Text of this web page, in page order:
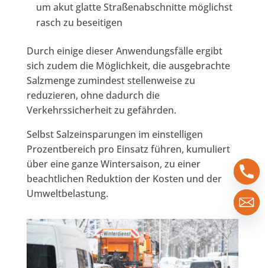
um akut glatte Straßenabschnitte möglichst
rasch zu beseitigen
Durch einige dieser Anwendungsfälle ergibt
sich zudem die Möglichkeit, die ausgebrachte
Salzmenge zumindest stellenweise zu
reduzieren, ohne dadurch die
Verkehrssicherheit zu gefährden.
Selbst Salzeinsparungen im einstelligen
Prozentbereich pro Einsatz führen, kumuliert
über eine ganze Wintersaison, zu einer
beachtlichen Reduktion der Kosten und der
Umweltbelastung.